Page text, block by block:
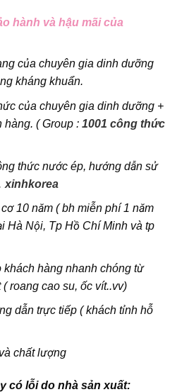
hành và hậu mãi của
của chuyên gia dinh dưỡng
kháng khuẩn.
của chuyên gia dinh dưỡng +
hàng. ( Group : 1001 công thức
thức nước ép, hướng dẫn sử
xinhkorea
10 năm ( bh miễn phí 1 năm
Hà Nội, Tp Hồ Chí Minh và tp
khách hàng nhanh chóng từ
roang cao su, ốc vít..vv)
dẫn trực tiếp ( khách tỉnh hỗ
chất lượng
có lỗi do nhà sản xuất: